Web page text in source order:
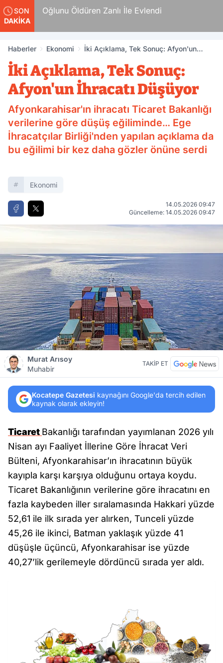
SON
DAKİKA
Oğlunu Öldüren Zanlı İle Evlendi
Haberler Ekonomi
İki Açıklama, Tek Sonuç: Afyon'un
İki Açıklama, Tek Sonuç:
Afyon'un İhracatı Düşüyor
Afyonkarahisar'ın ihracatı Ticaret Bakanlığı
verilerine göre düşüş eğiliminde… Ege
İhracatçılar Birliği'nden yapılan açıklama da
bu eğilimi bir kez daha gözler önüne serdi
Ekonomi
14.05.2026 09:47
Güncelleme: 14.05.2026 09:47
Murat Arısoy
Muhabir
TAKİP ET
Kocatepe Gazetesi kaynağını Google'da tercih edilen
kaynak olarak ekleyin!
Ticaret Bakanlığı tarafından yayımlanan 2026 yılı
Nisan ayı Faaliyet İllerine Göre İhracat Veri
Bülteni, Afyonkarahisar’ın ihracatının büyük
kayıpla karşı karşıya olduğunu ortaya koydu.
Ticaret Bakanlığının verilerine göre ihracatını en
fazla kaybeden iller sıralamasında Hakkari yüzde
52,61 ile ilk sırada yer alırken, Tunceli yüzde
45,26 ile ikinci, Batman yaklaşık yüzde 41
düşüşle üçüncü, Afyonkarahisar ise yüzde
40,27’lik gerilemeyle dördüncü sırada yer aldı.